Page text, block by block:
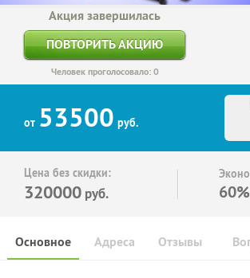
Акция завершилась
ПОВТОРИТЬ АКЦИЮ
Человек проголосовало: 0
от 53500 руб.
Цена без скидки:
320000 руб. 60%
Основное Отзывы
Адреса